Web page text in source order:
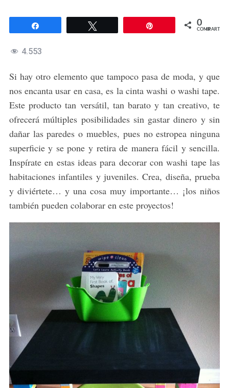
0
COMPARTIR
4.553
Si hay otro elemento que tampoco pasa de moda, y que
nos encanta usar en casa, es la cinta washi o washi tape.
Este producto tan versátil, tan barato y tan creativo, te
ofrecerá múltiples posibilidades sin gastar dinero y sin
dañar las paredes o muebles, pues no estropea ninguna
superficie y se pone y retira de manera fácil y sencilla.
Inspírate en estas ideas para decorar con washi tape las
habitaciones infantiles y juveniles. Crea, diseña, prueba
y diviértete… y una cosa muy importante… ¡los niños
también pueden colaborar en este proyectos!